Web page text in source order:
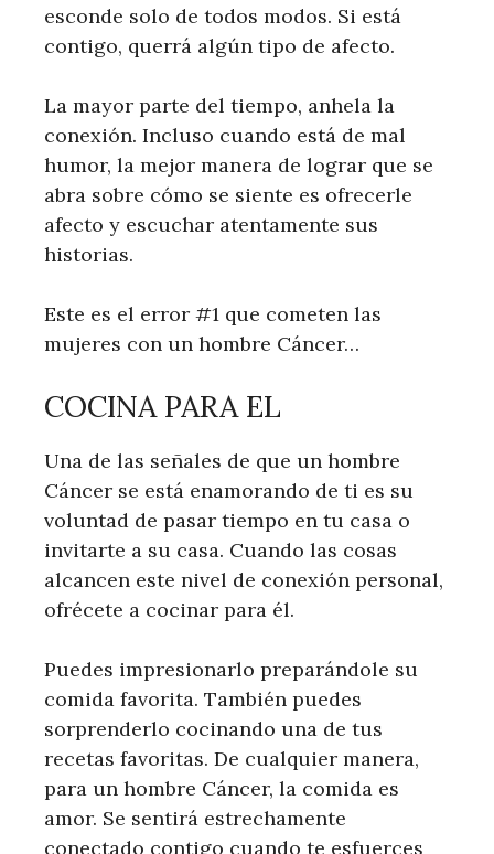
esconde solo de todos modos. Si está
contigo, querrá algún tipo de afecto.
La mayor parte del tiempo, anhela la
conexión. Incluso cuando está de mal
humor, la mejor manera de lograr que se
abra sobre cómo se siente es ofrecerle
afecto y escuchar atentamente sus
historias.
Este es el error #1 que cometen las
mujeres con un hombre Cáncer…
COCINA PARA EL
Una de las señales de que un hombre
Cáncer se está enamorando de ti es su
voluntad de pasar tiempo en tu casa o
invitarte a su casa. Cuando las cosas
alcancen este nivel de conexión personal,
ofrécete a cocinar para él.
Puedes impresionarlo preparándole su
comida favorita. También puedes
sorprenderlo cocinando una de tus
recetas favoritas. De cualquier manera,
para un hombre Cáncer, la comida es
amor. Se sentirá estrechamente
conectado contigo cuando te esfuerces